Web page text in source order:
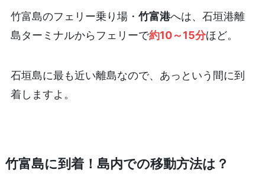
竹富島のフェリー乗り場・ 竹富港へは、石垣港離
島ターミナルからフェリーで約10～15分ほど。
石垣島に最も近い離島なので、あっという間に到
着しますよ。
竹富島に到着！島内での移動方法は？